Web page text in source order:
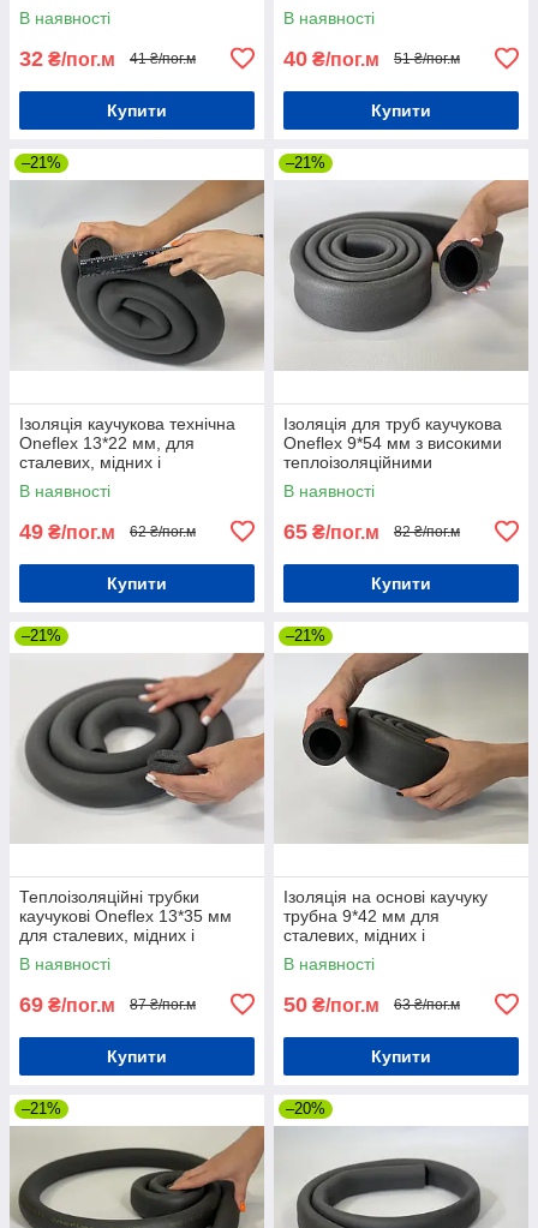
В наявності
32 ₴/пог.м 41 ₴/пог.м
Купити
В наявності
40 ₴/пог.м 51 ₴/пог.м
Купити
–21%
Ізоляція каучукова технічна
Oneflex 13*22 мм, для
сталевих, мідних і
пластмасових труб
В наявності
49 ₴/пог.м 62 ₴/пог.м
Купити
–21%
Ізоляція для труб каучукова
Oneflex 9*54 мм з високими
теплоізоляційними
властивостями
В наявності
65 ₴/пог.м 82 ₴/пог.м
Купити
–21%
Теплоізоляційні трубки
каучукові Oneflex 13*35 мм
для сталевих, мідних і
пластмасових труб
В наявності
69 ₴/пог.м 87 ₴/пог.м
Купити
–21%
Ізоляція на основі каучуку
трубна 9*42 мм для
сталевих, мідних і
пластмасових труб
В наявності
50 ₴/пог.м 63 ₴/пог.м
Купити
–21% –20%